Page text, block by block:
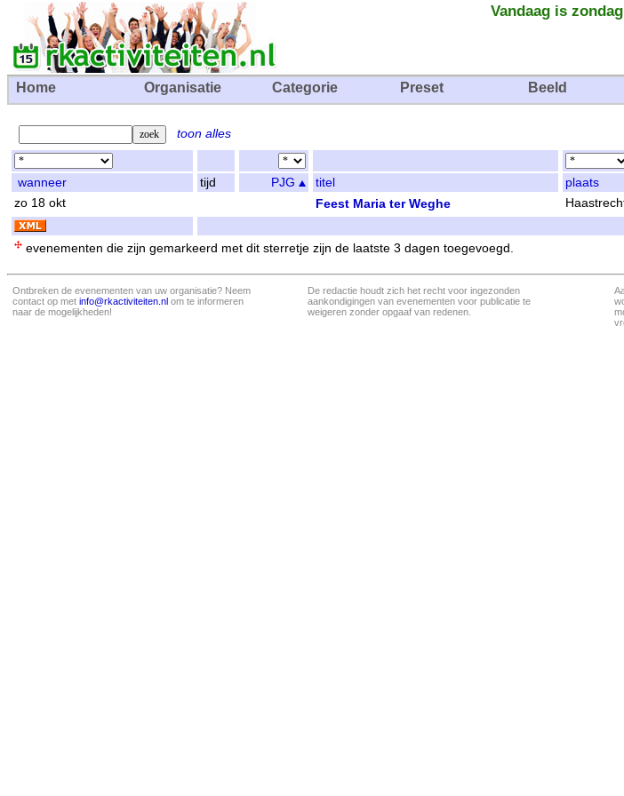
Vandaag is
Home Organisatie Categorie Preset Beeld
toon alles
wanneer tijd PJG titel plaats
zo 18 okt
Feest Maria ter Weghe
evenementen die zijn gemarkeerd met dit sterretje zijn de laatste 3 dagen toegevoegd.
Ontbreken de evenementen van uw organisatie? Neem
contact op met info@rkactiviteiten.nl om te informeren
naar de mogelijkheden!
De redactie houdt zich het recht voor ingezonden
aankondigingen van evenementen voor publicatie te
weigeren zonder opgaaf van redenen.